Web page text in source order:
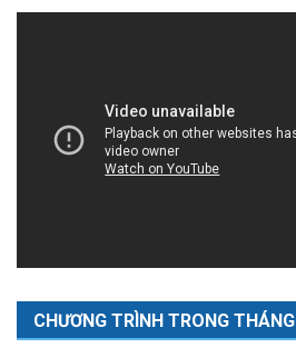
CHƯƠNG TRÌNH TRONG THÁNG